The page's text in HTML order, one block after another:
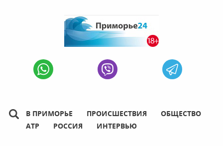
В ПРИМОРЬЕ ПРОИСШЕСТВИЯ
ОБЩЕСТВО
АТР
РОССИЯ ИНТЕРВЬЮ